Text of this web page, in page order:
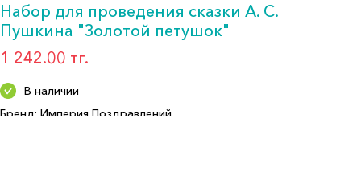
Набор для проведения сказки А. С.
Пушкина "Золотой петушок"
1 242.00 тг.
В наличии
Бренд: Империя Поздравлений